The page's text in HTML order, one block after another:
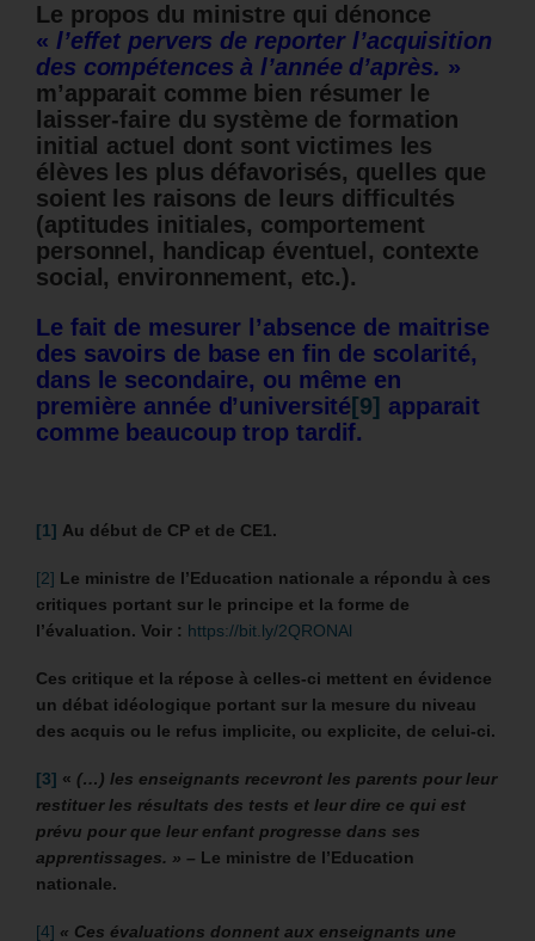
Le propos du ministre qui dénonce
« l’effet pervers de reporter l’acquisition
des compétences à l’année d’après. »
m’apparait comme bien résumer le
laisser-faire du système de formation
initial actuel dont sont victimes les
élèves les plus défavorisés, quelles que
soient les raisons de leurs difficultés
(aptitudes initiales, comportement
personnel, handicap éventuel, contexte
social, environnement, etc.).
Le fait de mesurer l’absence de maitrise
des savoirs de base en fin de scolarité,
dans le secondaire, ou même en
première année d’université [9] apparait
comme beaucoup trop tardif.
[1] Au début de CP et de CE1.
[2] Le ministre de l’Education nationale a répondu à ces
critiques portant sur le principe et la forme de
l’évaluation. Voir : https://bit.ly/2QRONAl
Ces critique et la répose à celles-ci mettent en évidence
un débat idéologique portant sur la mesure du niveau
des acquis ou le refus implicite, ou explicite, de celui-ci.
[3] « (…) les enseignants recevront les parents pour leur
restituer les résultats des tests et leur dire ce qui est
prévu pour que leur enfant progresse dans ses
apprentissages. » – Le ministre de l’Education
nationale.
[4] « Ces évaluations donnent aux enseignants une